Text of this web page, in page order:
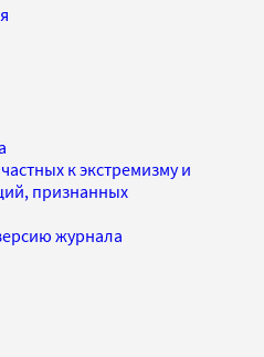
к экстремизму и
признанных
журнала